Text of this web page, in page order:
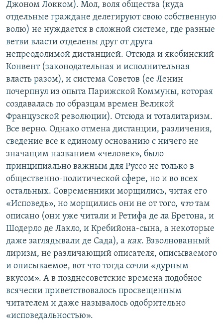
Джоном Локком). Мол, воля общества (куда
отдельные граждане делегируют свою собственную
волю) не нуждается в сложной системе, где разные
ветви власти отделены друг от друга
непреодолимой дистанцией. Отсюда и якобинский
Конвент (законодательная и исполнительная
власть разом), и система Советов (ее Ленин
почерпнул из опыта Парижской Коммуны, которая
создавалась по образцам времен Великой
Французской революции). Отсюда и тоталитаризм.
Все верно. Однако отмена дистанции, различения,
сведение все к единому основанию с ничего не
значащим названием «человек», было
принципиально важным для Руссо не только в
общественно-политической сфере, но и во всех
остальных. Современники морщились, читая его
«Исповедь», но морщились они не от того, чтотам
описано (они уже читали и Ретифа де ла Бретона, и
Шодерло де Лакло, и Кребийона-сына, а некоторые
даже заглядывали де Сада), а как. Взволнованный
лиризм, не различающий описателя, описываемого
и описываемое, вот что тогда сочли «дурным
вкусом». А в позднесоветские времена подобное
всячески приветствовалось просвещенным
читателем и даже называлось одобрительно
«исповедальностью».